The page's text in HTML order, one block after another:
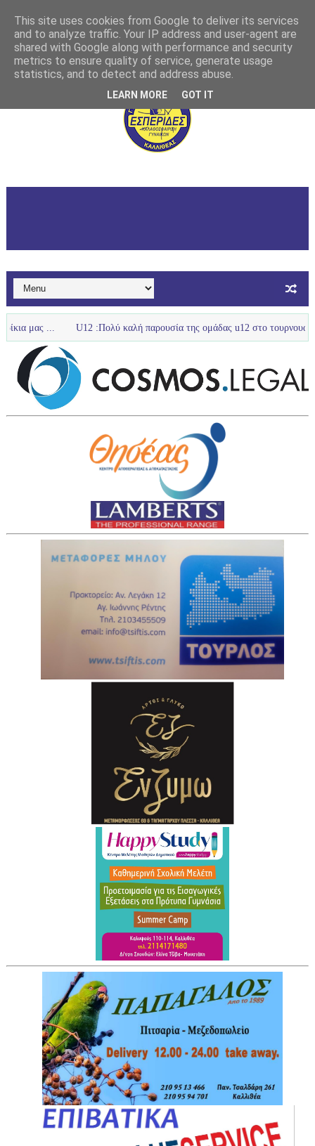
U12 :Πολύ καλή παρουσία της ομάδας u12 στο τουρνουά με Ολυμπιακό
This site uses cookies from Google to deliver its services
and to analyze traffic. Your IP address and user-agent are
shared with Google along with performance and security
metrics to ensure quality of service, generate usage
statistics, and to detect and address abuse.
LEARN MORE GOT IT